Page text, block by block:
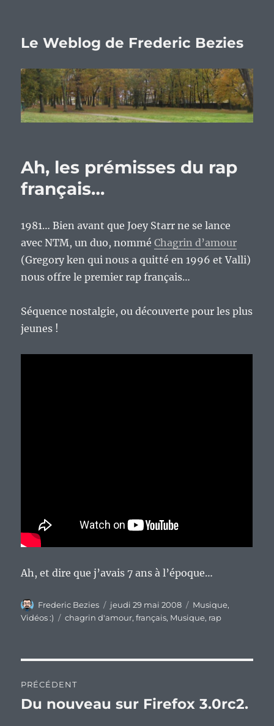
Le Weblog de Frederic Bezies
Ah, les prémisses du rap
français…
1981… Bien avant que Joey Starr ne se lance
avec NTM, un duo, nomméChagrin d’amour
(Gregory ken qui nous a quitté en 1996 et Valli)
nous offre le premier rap français…
Séquence nostalgie, ou découverte pour les plus
jeunes !
Ah, et dire que j’avais 7 ans à l’époque…
Auteur
Frederic Bezies
Publié
le
jeudi 29 mai 2008 Catégories
Musique,
Vidéos :)
Étiquettes
chagrin d'amour,français, Musique, rap
de
PRÉCÉDENT
Publication
Du nouveau sur Firefox 3.0rc2.